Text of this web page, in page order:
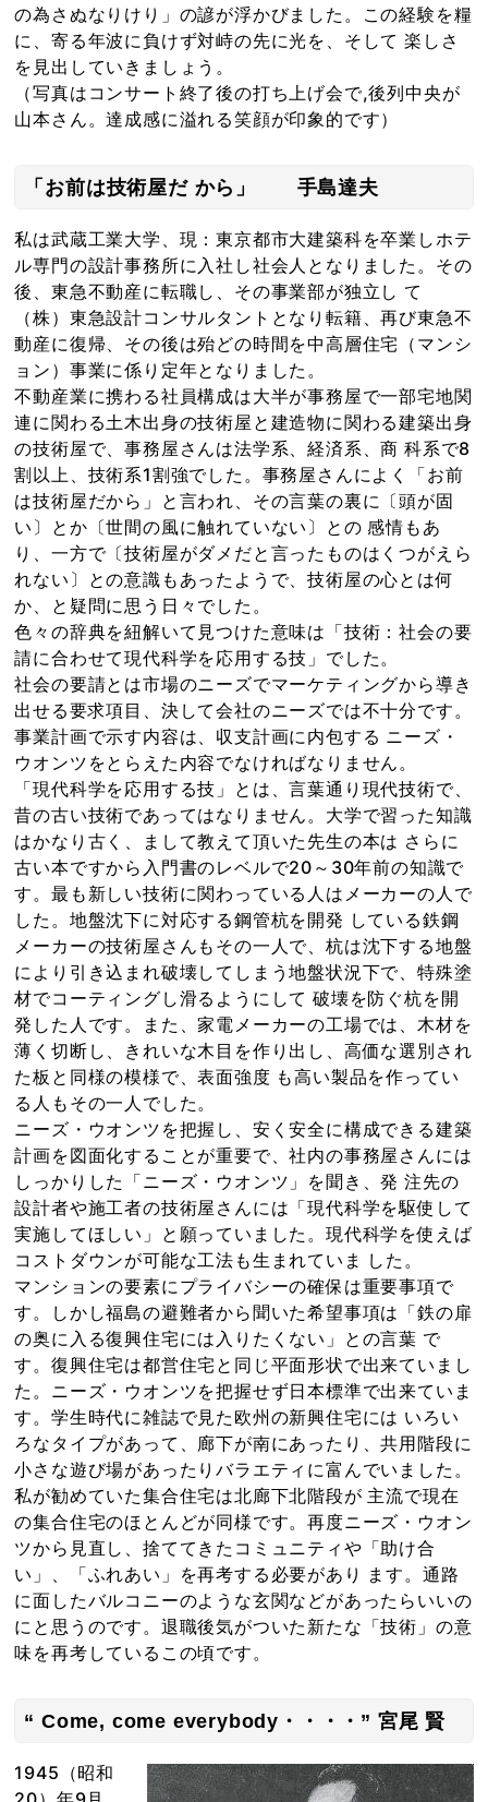
の為さぬなりけり」の諺が浮かびました。この経験を糧
に、寄る年波に負けず対峙の先に光を、そして 楽しさ
を見出していきましょう。
（写真はコンサート終了後の打ち上げ会で,後列中央が
山本さん。達成感に溢れる笑顔が印象的です）
「お前は技術屋だ から」 手島達夫
私は武蔵工業大学、現：東京都市大建築科を卒業しホテ
ル専門の設計事務所に入社し社会人となりました。その
後、東急不動産に転職し、その事業部が独立し て
（株）東急設計コンサルタントとなり転籍、再び東急不
動産に復帰、その後は殆どの時間を中高層住宅（マンシ
ョン）事業に係り定年となりました。
不動産業に携わる社員構成は大半が事務屋で一部宅地関
連に関わる土木出身の技術屋と建造物に関わる建築出身
の技術屋で、事務屋さんは法学系、経済系、商 科系で8
割以上、技術系1割強でした。事務屋さんによく「お前
は技術屋だから」と言われ、その言葉の裏に〔頭が固
い〕とか〔世間の風に触れていない〕との 感情もあ
り、一方で〔技術屋がダメだと言ったものはくつがえら
れない〕との意識もあったようで、技術屋の心とは何
か、と疑問に思う日々でした。
色々の辞典を紐解いて見つけた意味は「技術：社会の要
請に合わせて現代科学を応用する技」でした。
社会の要請とは市場のニーズでマーケティングから導き
出せる要求項目、決して会社のニーズでは不十分です。
事業計画で示す内容は、収支計画に内包する ニーズ・
ウオンツをとらえた内容でなければなりません。
「現代科学を応用する技」とは、言葉通り現代技術で、
昔の古い技術であってはなりません。大学で習った知識
はかなり古く、まして教えて頂いた先生の本は さらに
古い本ですから入門書のレベルで20～30年前の知識で
す。最も新しい技術に関わっている人はメーカーの人で
した。地盤沈下に対応する鋼管杭を開発 している鉄鋼
メーカーの技術屋さんもその一人で、杭は沈下する地盤
により引き込まれ破壊してしまう地盤状況下で、特殊塗
材でコーティングし滑るようにして 破壊を防ぐ杭を開
発した人です。また、家電メーカーの工場では、木材を
薄く切断し、きれいな木目を作り出し、高価な選別され
た板と同様の模様で、表面強度 も高い製品を作ってい
る人もその一人でした。
ニーズ・ウオンツを把握し、安く安全に構成できる建築
計画を図面化することが重要で、社内の事務屋さんには
しっかりした「ニーズ・ウオンツ」を聞き、発 注先の
設計者や施工者の技術屋さんには「現代科学を駆使して
実施してほしい」と願っていました。現代科学を使えば
コストダウンが可能な工法も生まれていま した。
マンションの要素にプライバシーの確保は重要事項で
す。しかし福島の避難者から聞いた希望事項は「鉄の扉
の奥に入る復興住宅には入りたくない」との言葉 で
す。復興住宅は都営住宅と同じ平面形状で出来ていまし
た。ニーズ・ウオンツを把握せず日本標準で出来ていま
す。学生時代に雑誌で見た欧州の新興住宅には いろい
ろなタイプがあって、廊下が南にあったり、共用階段に
小さな遊び場があったりバラエティに富んでいました。
私が勧めていた集合住宅は北廊下北階段が 主流で現在
の集合住宅のほとんどが同様です。再度ニーズ・ウオン
ツから見直し、捨ててきたコミュニティや「助け合
い」、「ふれあい」を再考する必要があり ます。通路
に面したバルコニーのような玄関などがあったらいいの
にと思うのです。退職後気がついた新たな「技術」の意
味を再考しているこの頃です。
“ Come, come everybody・・・・” 宮尾 賢
1945（昭和